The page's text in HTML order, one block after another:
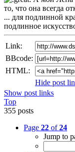
то, что она всегда
... для подлинной
подлинное
Link:
BBcode:
HTML:
Hide post
Show post links
Top
355 posts
Page 22 of24
Jump to